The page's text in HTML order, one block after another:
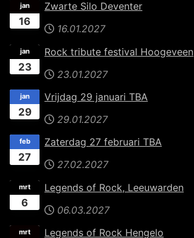
16
jan
Zwarte Silo Deventer
16.01.2027
23
jan
Rock tribute festival Hoogeveen
23.01.2027
29
jan
Vrijdag 29 januari TBA
29.01.2027
27
feb
Zaterdag 27 februari TBA
27.02.2027
6
mrt
Legends of Rock, Leeuwarden
06.03.2027
mrt Legends of Rock Hengelo